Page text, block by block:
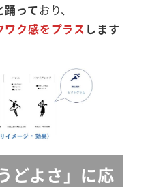
踊っており、
ワク感をプラス します
どよさ」に応